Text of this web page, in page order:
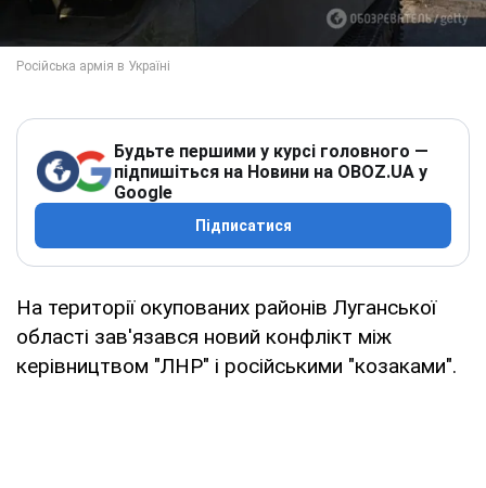
Будьте першими у курсі головного —
підпишіться на Новини на OBOZ.UA у
Google
Підписатися
На території окупованих районів Луганської
області зав'язався новий конфлікт між
керівництвом "ЛНР" і російськими "козаками".